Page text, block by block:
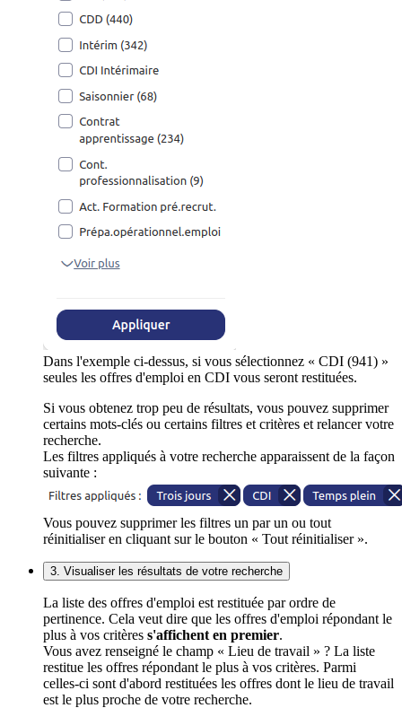
Dans l'exemple ci-dessus, si vous sélectionnez « CDI (941) »
seules les offres d'emploi en CDI vous seront restituées.
Si vous obtenez trop peu de résultats, vous pouvez supprimer
certains mots-clés ou certains filtres et critères et relancer votre
recherche.
Les filtres appliqués à votre recherche apparaissent de la façon
suivante :
Vous pouvez supprimer les filtres un par un ou tout
réinitialiser en cliquant sur le bouton « Tout réinitialiser ».
3. Visualiser les résultats de votre recherche
La liste des offres d'emploi est restituée par ordre de
pertinence. Cela veut dire que les offres d'emploi répondant le
plus à vos critères s'affichent en premier.
Vous avez renseigné le champ « Lieu de travail » ? La liste
restitue les offres répondant le plus à vos critères. Parmi
celles-ci sont d'abord restituées les offres dont le lieu de travail
est le plus proche de votre recherche.